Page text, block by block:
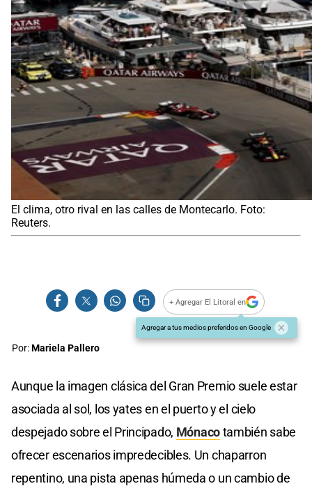
El clima, otro rival en las calles de Montecarlo. Foto:
Reuters.
+ Agregar El Litoral en
Agregar a tus medios preferidos en Google
Por:Mariela Pallero
Aunque la imagen clásica del Gran Premio suele estar
asociada al sol, los yates en el puerto y el cielo
despejado sobre el Principado, Mónacotambién sabe
ofrecer escenarios impredecibles. Un chaparron
repentino, una pista apenas húmeda o un cambio de